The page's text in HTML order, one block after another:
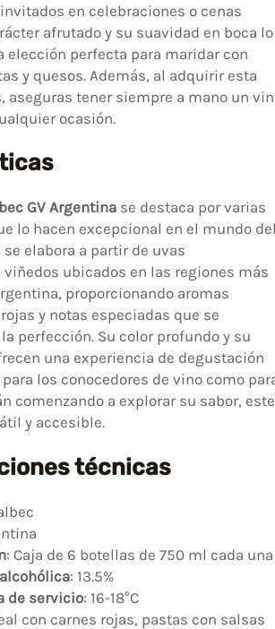
en celebraciones o cenas
afrutado y su suavidad en boca lo
elección perfecta para maridar con
y quesos. Además, al adquirir esta
aseguras tener siempre a mano un
ocasión.
GV Argentina se destaca por varias
lo hacen excepcional en el mundo
elabora a partir de uvas
ubicados en las regiones más
proporcionando aromas
y notas especiadas que se
perfección. Su color profundo y su
una experiencia de degustación
los conocedores de vino como
comenzando a explorar su sabor, este
y accesible.
técnicas
: Caja de 6 botellas de 750 ml cada una
: 13.5%
de servicio: 16-18°C
con carnes rojas, pastas con salsas